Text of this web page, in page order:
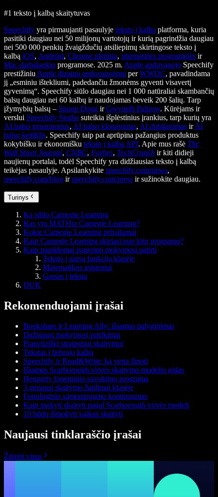
#1 teksto į kalbą skaitytuvas
Speechify yra pirmaujanti pasaulyje teksto į kalbą platforma, kuria
pasitiki daugiau nei 50 milijonų vartotojų ir kurią pagrindžia daugiau
nei 500 000 penkių žvaigždučių atsiliepimų skirtingose teksto į
kalbą iOS, Android, Chrome plėtinio, internetinės programėlės ir
Mac darbalaukio programose. 2025 m. Apple apdovanojo Speechify
prestižiniu Apple dizaino apdovanojimu perWWDC, pavadindama
jį „esminiu ištekliumi, padedančiu žmonėms gyventi visavertį
gyvenimą“. Speechify siūlo daugiau nei 1 000 natūraliai skambančių
balsų daugiau nei 60 kalbų ir naudojamas beveik 200 šalių. Tarp
įžymybių balsų – Snoop Dogg irGwyneth Paltrow. Kūrėjams ir
verslui Speechify Studio suteikia išplėstinius įrankius, tarp kurių yra
AI balso generatorius, AI balso klonavimas, AI dubliavimas irAI
balso keitiklis. Speechify taip pat aprūpina pažangius produktus
kokybišku ir ekonomišku teksto į kalbą API. Apie mus rašė The
Wall Street Journal, CNBC, Forbes, TechCrunch ir kiti didieji
naujienų portalai, todėl Speechify yra didžiausias teksto į kalbą
teikėjas pasaulyje. Apsilankykite speechify.com/news,
speechify.com/blog irspeechify.com/press ir sužinokite daugiau.
Turinys
Ką siūlo Carnegie Learning
Kas yra MATHia Carnegie Learning?
Kokie Carnegie Learning privalumai
Kaip Carnegie Learning skiriasi nuo kitų programų?
Kaip papildomai pagerinti mokymosi patirtį
Teksto į garsą funkcija klasėje
Matematikos asistentai
Garsas į tekstą
DUK
Rekomenduojami įrašai
Bookshare ir Learning Ally: išsamus palyginimas
Dažniausi mokymosi sutrikimai
Prancūziški straipsniai skaitymui
Tekstas į hebrajų kalbą
Speechify ir Read&Write: ką verta žinoti
Išsamus Scarborough virvės skaitymo modelio gidas
Heggerty foneminio suvokimo programa
3 geriausi skaitymo žaidimai klasėje
Fonologinio sąmoningumo kontinuumas
Kaip mokyti skaityti pagal Scarborough virvės modelį
10 būdų išmokyti vaikus skaityti
Naujausi tinklaraščio įrašai
Žiūrėti visus